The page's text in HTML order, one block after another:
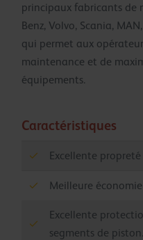
principaux fabricants de
Benz, Volvo, Scania,
qui permet aux
maintenance et de
équipements.
Caractéristiques
Excellente
Meilleure
Excellente
segments de piston.